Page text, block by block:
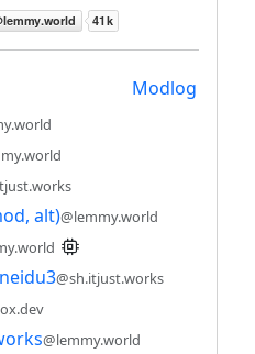
Modlog
alt)@lemmy.world
neidu3@sh.itjust.works
@lemmy.world